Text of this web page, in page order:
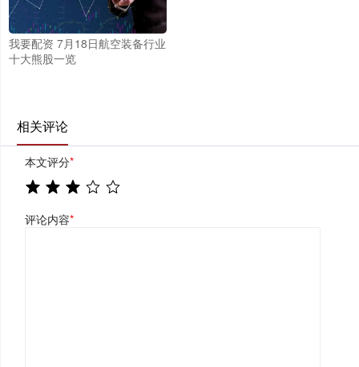
我要配资 7月18日航空装备行业
十大熊股一览
相关评论
本文评分*
评论内容*